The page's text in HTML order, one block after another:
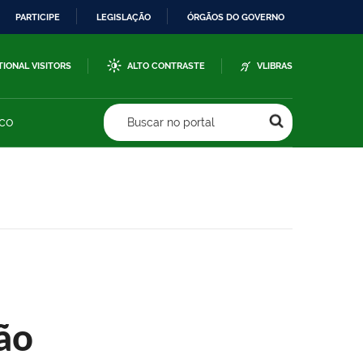
PARTICIPE LEGISLAÇÃO ÓRGÃOS DO GOVERNO
VISITORS ALTO CONTRASTE VLIBRAS
Buscar no portal